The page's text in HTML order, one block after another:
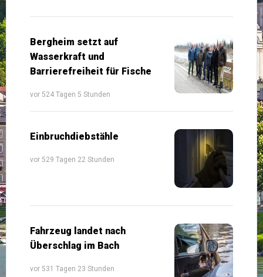
Bergheim setzt auf
Wasserkraft und
Barrierefreiheit für Fische
vor 524 Tagen 5 Stunden
Einbruchdiebstähle
vor 529 Tagen 22 Stunden
Fahrzeug landet nach
Überschlag im Bach
vor 531 Tagen 23 Stunden